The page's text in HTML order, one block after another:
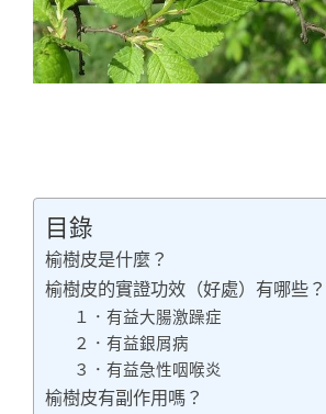
目錄
榆樹皮是什麼？
榆樹皮的實證功效（好處）有哪些？
１．有益大腸激躁症
２．有益銀屑病
３．有益急性咽喉炎
榆樹皮有副作用嗎？